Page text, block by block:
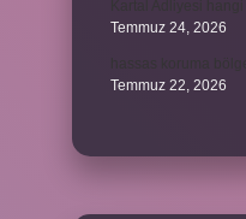
Temmuz 24, 2026
Temmuz 22, 2026